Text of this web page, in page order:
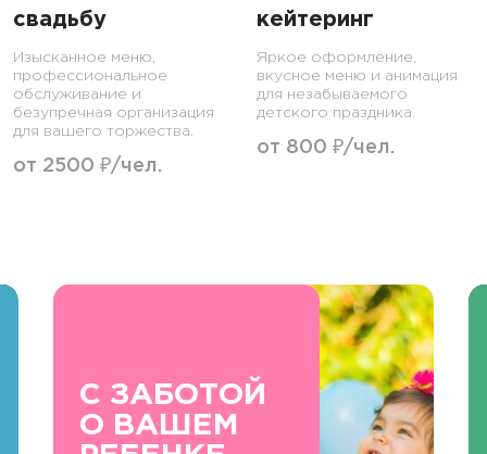
свадьбу
Изысканное меню,
профессиональное
обслуживание и
безупречная организация
для вашего торжества.
от 2500 ₽/чел.
кейтеринг
Яркое оформление,
вкусное меню и анимация
для незабываемого
детского праздника.
от 800 ₽/чел.
С ЗАБОТОЙ
О ВАШЕМ